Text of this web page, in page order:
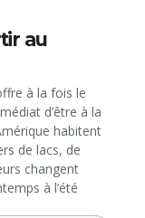
au
à la fois le
d’être à la
habitent
de lacs, de
changent
à l’été